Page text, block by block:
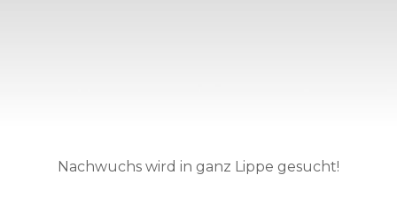
Nachwuchs wird in ganz Lippe gesucht!